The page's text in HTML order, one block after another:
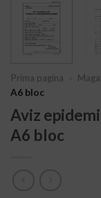
Prima pagina
A6 bloc
Aviz
A6 bloc